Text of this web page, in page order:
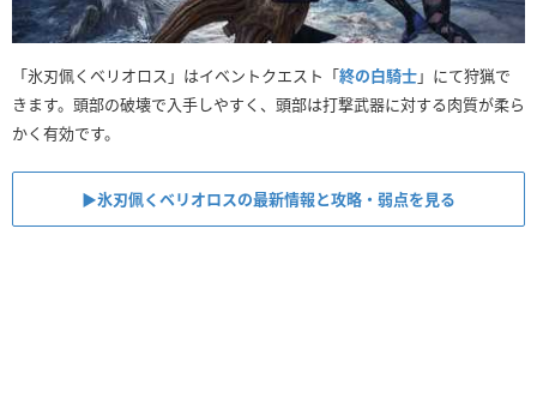
「氷刃佩くベリオロス」はイベントクエスト「終の白騎士」にて狩猟で
きます。頭部の破壊で入手しやすく、頭部は打撃武器に対する肉質が柔ら
かく有効です。
▶氷刃佩くベリオロスの最新情報と攻略・弱点を見る